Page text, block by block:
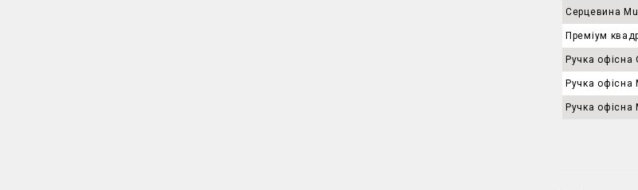
Серцевина
Преміум
Ручка
Ручка офісна
Ручка офісна